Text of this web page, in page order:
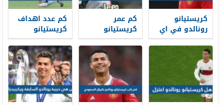
كريستيانو
رونالدو في اي
فريق 2025
كم عمر
كريستيانو
رونالدو الان
2025
كم عدد اهداف
كريستيانو
رونالدو في
مسيرته